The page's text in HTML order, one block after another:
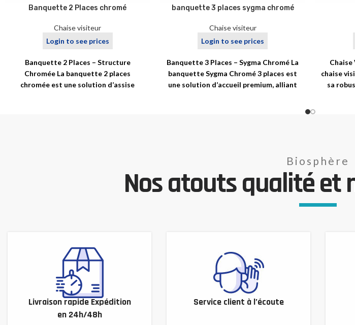
Banquette 2 Places chromé
Chaise visiteur
Login to see prices
Banquette 2 Places – Structure
Chromée La banquette 2 places
chromée est une solution d’assise
banquette 3 places sygma chromé
Chaise visiteur
Login to see prices
Banquette 3 Places – Sygma Chromé La
banquette Sygma Chromé 3 places est
une solution d’accueil premium, alliant
Chaise
chaise
sa
Biosphère
Nos atouts qualité et
Livraison rapide Expédition
en 24h/48h
Service client à l’écoute